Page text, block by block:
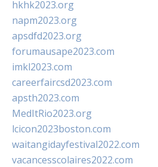
hkhk2023.org
napm2023.org
apsdfd2023.org
forumausape2023.com
imkl2023.com
careerfaircsd2023.com
apsth2023.com
MedItRio2023.org
lcicon2023boston.com
waitangidayfestival2022.com
vacancesscolaires2022.com